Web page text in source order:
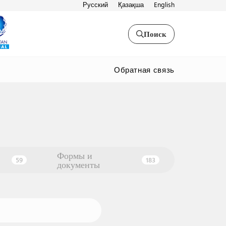
Русский Қазақша English
Поиск
Обратная связь
59 Формы и
документы 183